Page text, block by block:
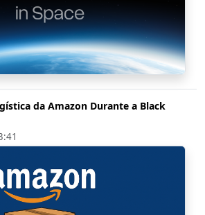
da Amazon Durante a Black